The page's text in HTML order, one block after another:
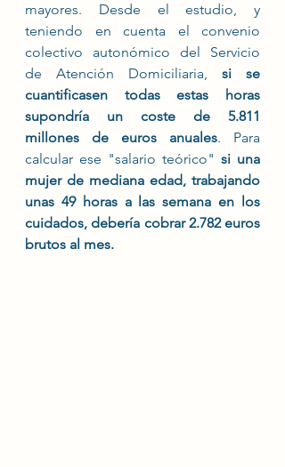
mayores. Desde el estudio, y
teniendo en cuenta el convenio
colectivo autonómico del Servicio
de Atención Domiciliaria, si se
cuantificasen todas estas horas
supondría un coste de 5.811
millones de euros anuales. Para
calcular ese "salario teórico" si una
mujer de mediana edad, trabajando
unas 49 horas a las semana en los
cuidados, debería cobrar 2.782 euros
brutos al mes.